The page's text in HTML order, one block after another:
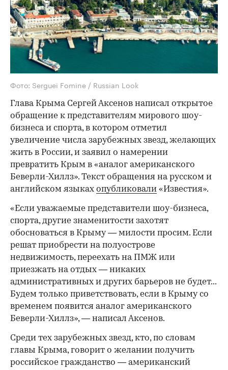
Фото: Serguei Fomine / Russian Look
Глава Крыма Сергей Аксенов написал открытое
обращение к представителям мирового шоу-
бизнеса и спорта, в котором отметил
увеличение числа зарубежных звезд, желающих
жить в России, и заявил о намерении
превратить Крым в «аналог американского
Беверли-Хиллз». Текст обращения на русском и
английском языках опубликовали «Известия».
«Если уважаемые представители шоу-бизнеса,
спорта, другие знаменитости захотят
обосноваться в Крыму — милости просим. Если
решат приобрести на полуострове
недвижимость, переехать на ПМЖ или
приезжать на отдых — никаких
административных и других барьеров не будет...
Будем только приветствовать, если в Крыму со
временем появится аналог американского
Беверли-Хиллз», — написал Аксенов.
Среди тех зарубежных звезд, кто, по словам
главы Крыма, говорит о желании получить
российское гражданство — американский